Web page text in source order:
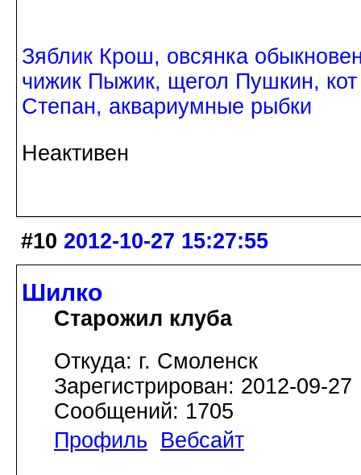
Зяблик Крош, овсянка
чижик Пыжик, щегол Пушкин,
Степан, аквариумные рыбки
Неактивен
#10 2012-10-27 15:27:55
Шилко
Старожил клуба
Откуда: г. Смоленск
Зарегистрирован: 2012-09-27
Сообщений: 1705
Профиль
Вебсайт